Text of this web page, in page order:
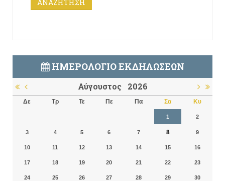
ΗΜΕΡΟΛΌΓΙΟ ΕΚΔΗΛΏΣΕΩΝ
Αύγουστος 2026
Δε Τρ Τε Πε Πα Σα Κυ
1 2
3 4 5 6 7 8 9
10 11 12 13 14 15 16
17 18 19 20 21 22 23
24 25 26 27 28 29 30